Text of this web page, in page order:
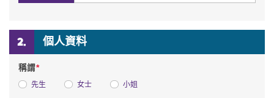
個人資料
稱謂*
先生 女士 小姐